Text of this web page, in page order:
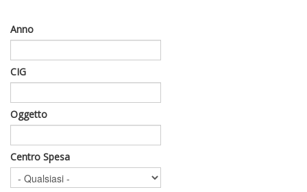
Anno
CIG
Oggetto
Centro Spesa